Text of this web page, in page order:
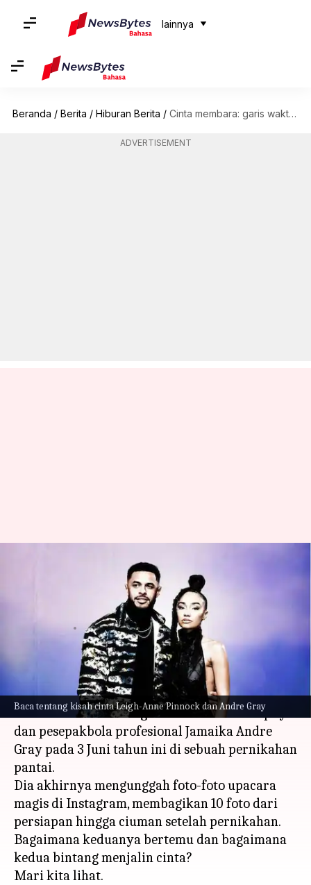
lainnya
Beranda / Berita / Hiburan Berita / Cinta membara: garis waktu hubungan Leigh-Anne Pinnock dan Andre Gray
ADVERTISEMENT
Baca tentang kisah cinta Leigh-Anne Pinnock dan Andre Gray
Cinta membara: garis waktu
hubungan Leigh-Anne Pinnock
dan Andre Gray
Aug 01, 2023 12:15 pm
Penyanyi-penulis lagu Inggris Leigh-Anne
Pinnock menikah dengan cinta dalam hidupnya
dan pesepakbola profesional Jamaika Andre
Gray pada 3 Juni tahun ini di sebuah pernikahan
pantai.
Dia akhirnya mengunggah foto-foto upacara
magis di Instagram, membagikan 10 foto dari
persiapan hingga ciuman setelah pernikahan.
Bagaimana keduanya bertemu dan bagaimana
kedua bintang menjalin cinta?